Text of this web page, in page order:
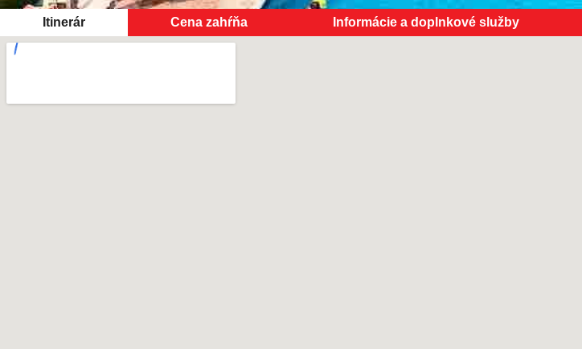
Itinerár Cena zahŕňa Informácie a doplnkové služby